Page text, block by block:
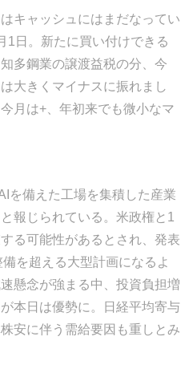
キャッシュにはまだなってい
1日。新たに買い付けできる
多鋼業の譲渡益税の分、今
大きくマイナスに振れまし
月は+、年初来でも微小なマ
を備えた工場を集積した産業
報じられている。米政権と1
る可能性があるとされ、発表
を超える大型計画になるよ
懸念が強まる中、投資負担増
本日は優勢に。日経平均寄与
安に伴う需給要因も重しとみ